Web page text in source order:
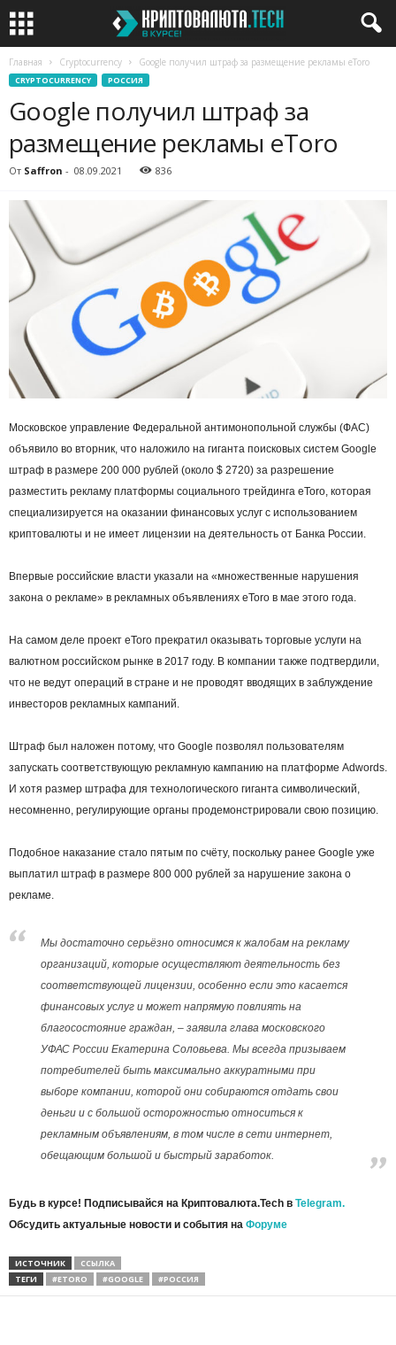
Главная Cryptocurrency Google получил штраф за размещение рекламы eToro
CRYPTOCURRENCY РОССИЯ
Google получил штраф за
размещение рекламы eToro
От Saffron - 08.09.2021 836
Московское управление Федеральной антимонопольной службы (ФАС)
объявило во вторник, что наложило на гиганта поисковых систем Google
штраф в размере 200 000 рублей (около $ 2720) за разрешение
разместить рекламу платформы социального трейдинга eToro, которая
специализируется на оказании финансовых услуг с использованием
криптовалюты и не имеет лицензии на деятельность от Банка России.
Впервые российские власти указали на «множественные нарушения
закона о рекламе» в рекламных объявлениях eToro в мае этого года.
На самом деле проект eToro прекратил оказывать торговые услуги на
валютном российском рынке в 2017 году. В компании также подтвердили,
что не ведут операций в стране и не проводят вводящих в заблуждение
инвесторов рекламных кампаний.
Штраф был наложен потому, что Google позволял пользователям
запускать соответствующую рекламную кампанию на платформе Adwords.
И хотя размер штрафа для технологического гиганта символический,
несомненно, регулирующие органы продемонстрировали свою позицию.
Подобное наказание стало пятым по счёту, поскольку ранее Google уже
выплатил штраф в размере 800 000 рублей за нарушение закона о
рекламе.
Мы достаточно серьёзно относимся к жалобам на рекламу
организаций, которые осуществляют деятельность без
соответствующей лицензии, особенно если это касается
финансовых услуг и может напрямую повлиять на
благосостояние граждан, – заявила глава московского
УФАС России Екатерина Соловьева. Мы всегда призываем
потребителей быть максимально аккуратными при
выборе компании, которой они собираются отдать свои
деньги и с большой осторожностью относиться к
рекламным объявлениям, в том числе в сети интернет,
обещающим большой и быстрый заработок.
Будь в курсе! Подписывайся на Криптовалюта.Tech в Telegram.
Обсудить актуальные новости и события на Форуме
ИСТОЧНИК
ССЫЛКА
ТЕГИ
#ETORO #GOOGLE #РОССИЯ